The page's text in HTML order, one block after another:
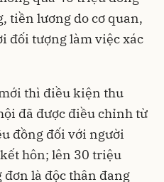
tiền lương do cơ quan,
đối tượng làm việc xác
thì điều kiện thu
đã được điều chỉnh từ
đồng đối với người
hôn; lên 30 triệu
là độc thân đang